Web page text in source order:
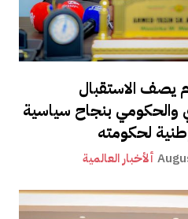
يصف الاستقبال
والحكومي بنجاح سياسية
لحكومته
ألأخبار العالمية